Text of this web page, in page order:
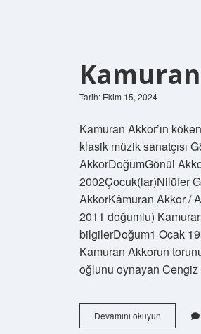
Tarih: Ekim 15, 2024
Kamuran Akkor’ın
klasik müzik sanatçısı
AkkorDoğumGönül
2002Çocuk(lar)Nilüfer
AkkorKâmuran Akkor /
2011 doğumlu)
bilgilerDoğum1 Ocak
Kamuran Akkorun
oğlunu oynayan
Devamını okuyun Kamuran
Akkor